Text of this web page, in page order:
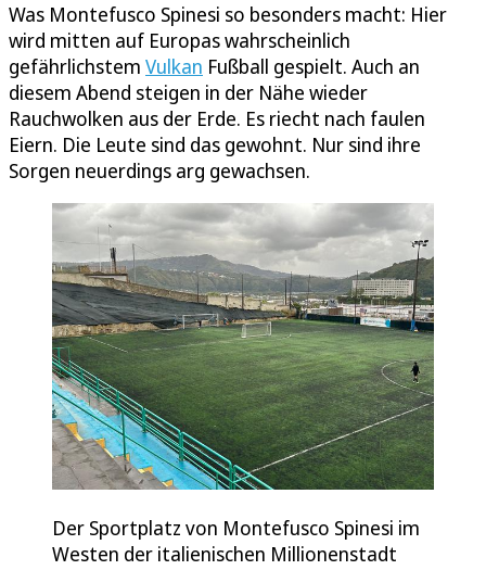
Was Montefusco Spinesi so besonders macht: Hier
wird mitten auf Europas wahrscheinlich
gefährlichstem Vulkan Fußball gespielt. Auch an
diesem Abend steigen in der Nähe wieder
Rauchwolken aus der Erde. Es riecht nach faulen
Eiern. Die Leute sind das gewohnt. Nur sind ihre
Sorgen neuerdings arg gewachsen.
Der Sportplatz von Montefusco Spinesi im
Westen der italienischen Millionenstadt